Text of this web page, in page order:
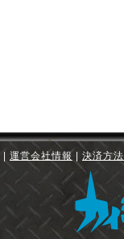
運営会社情報 決済方